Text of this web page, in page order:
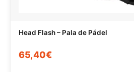
Head Flash – Pala de Pádel
65,40€